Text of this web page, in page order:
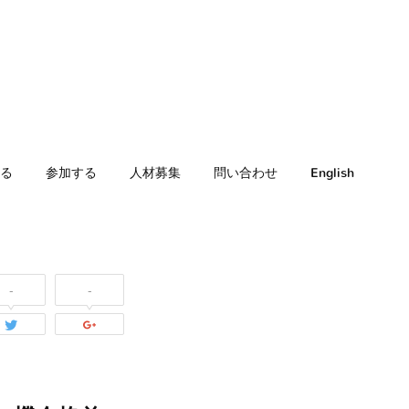
参加する 人材募集 問い合わせ English
- -